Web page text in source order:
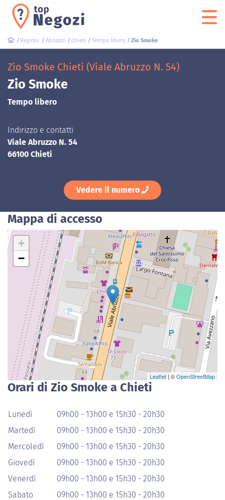
Regioni Abruzzo Chieti Tempo libero Zio Smoke
Zio Smoke Chieti (Viale Abruzzo N. 54)
Zio Smoke
Tempo libero
Indirizzo e contatti
Viale Abruzzo N. 54
66100 Chieti
Vedere il numero
Mappa di accesso
+
−
Leaflet | ©OpenStreetMap
Orari di Zio Smoke a Chieti
Lunedì
09h00 - 13h00 e 15h30 - 20h30
Martedì
09h00 - 13h00 e 15h30 - 20h30
Mercoledì
09h00 - 13h00 e 15h30 - 20h30
Giovedì
09h00 - 13h00 e 15h30 - 20h30
Venerdì
09h00 - 13h00 e 15h30 - 20h30
Sabato
09h00 - 13h00 e 15h30 - 20h30